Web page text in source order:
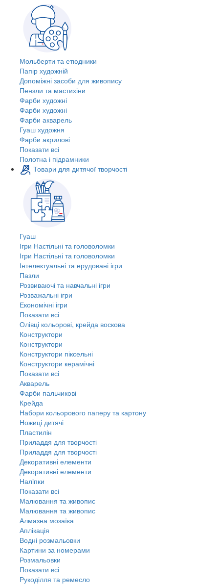
Мольберти та етюдники
Папір художній
Допоміжні засоби для живопису
Пензли та мастихіни
Фарби художні
Фарби художні
Фарби акварель
Гуаш художня
Фарби акрилові
Показати всі
Полотна і підрамники
Товари для дитячої творчості
Гуаш
Ігри Настільні та головоломки
Ігри Настільні та головоломки
Інтелектуальні та ерудовані ігри
Пазли
Розвиваючі та навчальні ігри
Розважальні ігри
Економічні ігри
Показати всі
Олівці кольорові, крейда воскова
Конструктори
Конструктори
Конструктори піксельні
Конструктори керамічні
Показати всі
Акварель
Фарби пальчикові
Крейда
Набори кольорового паперу та картону
Ножиці дитячі
Пластилін
Приладдя для творчості
Приладдя для творчості
Декоративні елементи
Декоративні елементи
Налiпки
Показати всі
Малювання та живопис
Малювання та живопис
Алмазна мозаїка
Аплікація
Водні розмальовки
Картини за номерами
Розмальовки
Показати всі
Рукоділля та ремесло